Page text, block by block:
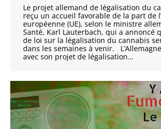
Le projet allemand de légalisation du
reçu un accueil favorable de la part de
européenne (UE), selon le ministre
Santé, Karl Lauterbach, qui a annoncé
de loi sur la légalisation du cannabis
dans les semaines à venir.
avec son projet de légalisation…